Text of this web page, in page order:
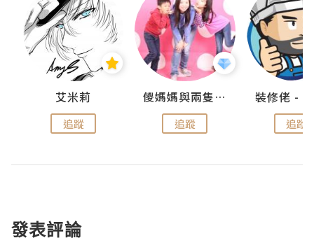
艾米莉
追蹤
儍媽媽與兩隻小魔怪之家
追蹤 追蹤
發表評論